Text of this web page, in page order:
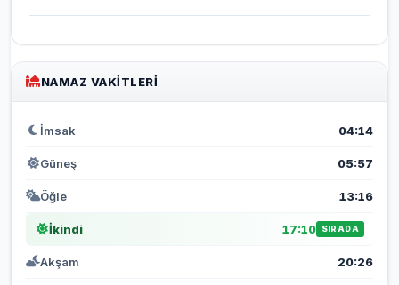
NAMAZ VAKITLERI
İmsak 04:14
Güneş 05:57
Öğle 13:16
İkindi 17:10 SIRADA
Akşam 20:26